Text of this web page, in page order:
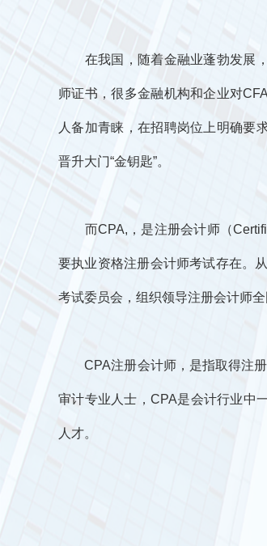
在我国，随着金融业蓬勃发展，
师证书，很多金融机构和企业对
人备加青睐，在招聘岗位上明确要
晋升大门“金钥匙”。
而CPA,，是注册会计师（
要执业资格注册会计师考试存在。
考试委员会，组织领导注册会计师全
CPA注册会计师，是指取得注册
审计专业人士，CPA是会计行业中
人才。